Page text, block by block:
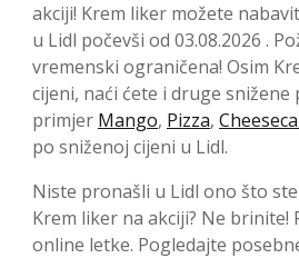
akciji! Krem liker možete
u Lidl počevši od 03.08.2026 .
vremenski ograničena! Osim
cijeni, naći ćete i druge snižene
primjer Mango, Pizza,
po sniženoj cijeni u Lidl.
Niste pronašli u Lidl ono što
Krem liker na akciji? Ne brinite!
online letke. Pogledajte